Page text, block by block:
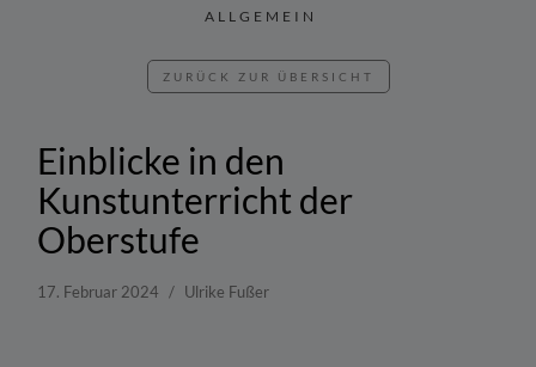
ALLGEMEIN
ZURÜCK ZUR ÜBERSICHT
Einblicke in den
Kunstunterricht der
Oberstufe
17. Februar 2024 Ulrike Fußer